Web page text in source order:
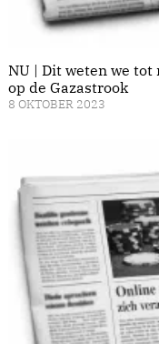
NU | Dit weten we
op de Gazastrook
8 OKTOBER 2023